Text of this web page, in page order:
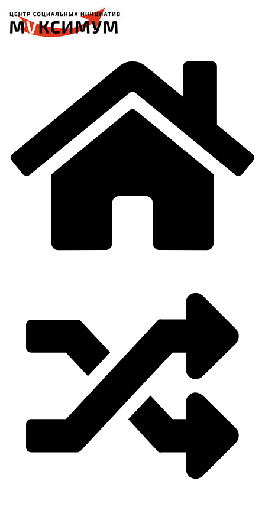
содержимому